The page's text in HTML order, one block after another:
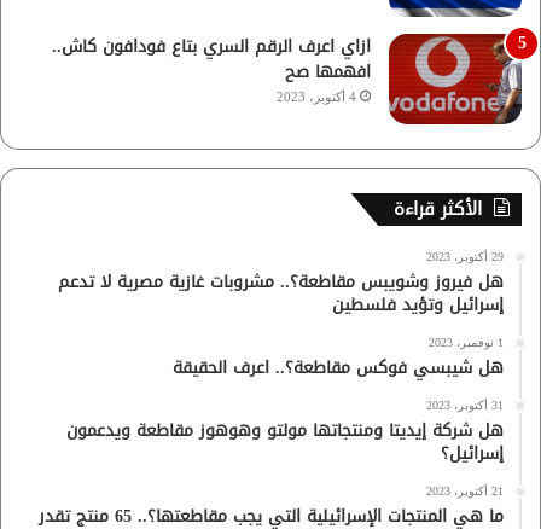
ازاي اعرف الرقم السري بتاع فودافون كاش..
افهمها صح
4 أكتوبر، 2023
الأكثر قراءة
29 أكتوبر، 2023
هل فيروز وشويبس مقاطعة؟.. مشروبات غازية مصرية لا تدعم
إسرائيل وتؤيد فلسطين
1 نوفمبر، 2023
هل شيبسي فوكس مقاطعة؟.. اعرف الحقيقة
31 أكتوبر، 2023
هل شركة إيديتا ومنتجاتها مولتو وهوهوز مقاطعة ويدعمون
إسرائيل؟
21 أكتوبر، 2023
ما هي المنتجات الإسرائيلية التي يجب مقاطعتها؟.. 65 منتج تقدر